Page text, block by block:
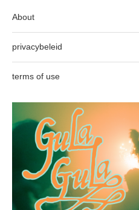
About
privacybeleid
terms of use